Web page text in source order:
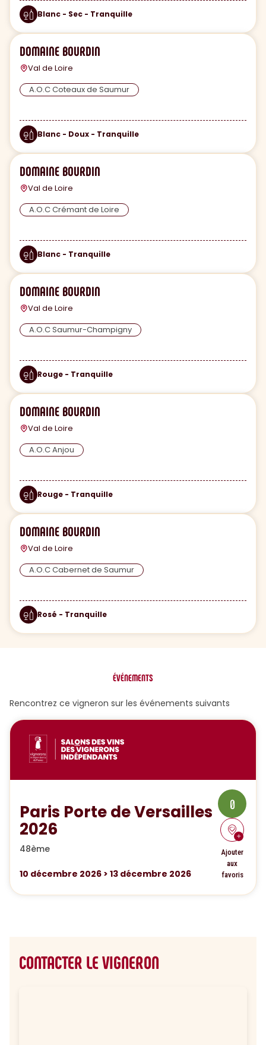
Blanc - Sec - Tranquille
DOMAINE BOURDIN
Val de Loire
A.O.C Coteaux de Saumur
Blanc - Doux - Tranquille
DOMAINE BOURDIN
Val de Loire
A.O.C Crémant de Loire
Blanc - Tranquille
DOMAINE BOURDIN
Val de Loire
A.O.C Saumur-Champigny
Rouge - Tranquille
DOMAINE BOURDIN
Val de Loire
A.O.C Anjou
Rouge - Tranquille
DOMAINE BOURDIN
Val de Loire
A.O.C Cabernet de Saumur
Rosé - Tranquille
ÉVÉNEMENTS
Rencontrez ce vigneron sur les événements suivants
Paris Porte de Versailles
2026
48ème
10 décembre 2026 > 13 décembre 2026
0
Ajouter
aux
favoris
CONTACTER LE VIGNERON